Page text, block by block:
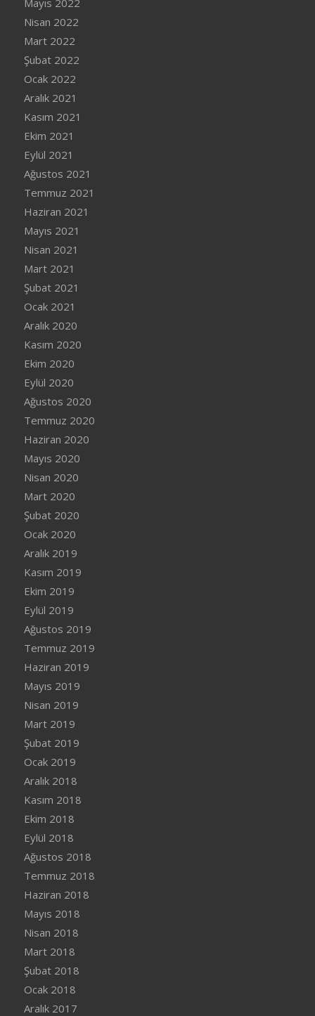
Nisan 2022
Mart 2022
Şubat 2022
Ocak 2022
Aralık 2021
Kasım 2021
Ekim 2021
Eylül 2021
Ağustos 2021
Temmuz 2021
Haziran 2021
Mayıs 2021
Nisan 2021
Mart 2021
Şubat 2021
Ocak 2021
Aralık 2020
Kasım 2020
Ekim 2020
Eylül 2020
Ağustos 2020
Temmuz 2020
Haziran 2020
Mayıs 2020
Nisan 2020
Mart 2020
Şubat 2020
Ocak 2020
Aralık 2019
Kasım 2019
Ekim 2019
Eylül 2019
Ağustos 2019
Temmuz 2019
Haziran 2019
Mayıs 2019
Nisan 2019
Mart 2019
Şubat 2019
Ocak 2019
Aralık 2018
Kasım 2018
Ekim 2018
Eylül 2018
Ağustos 2018
Temmuz 2018
Haziran 2018
Mayıs 2018
Nisan 2018
Mart 2018
Şubat 2018
Ocak 2018
Aralık 2017